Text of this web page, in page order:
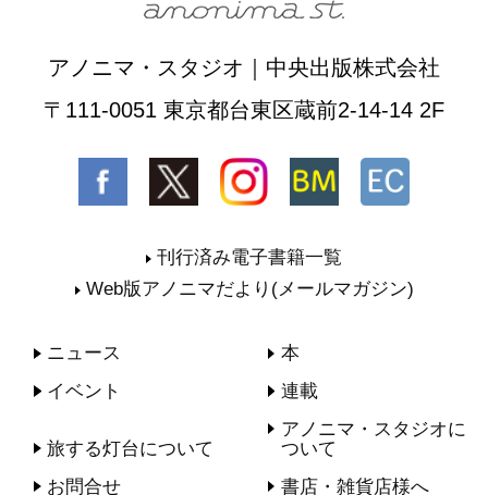
アノニマ・スタジオ｜中央出版株式会社
〒111-0051 東京都台東区蔵前2-14-14 2F
刊行済み電子書籍一覧
Web版アノニマだより(メールマガジン)
ニュース
本
イベント
連載
旅する灯台について
アノニマ・スタジオに
ついて
お問合せ
書店・雑貨店様へ